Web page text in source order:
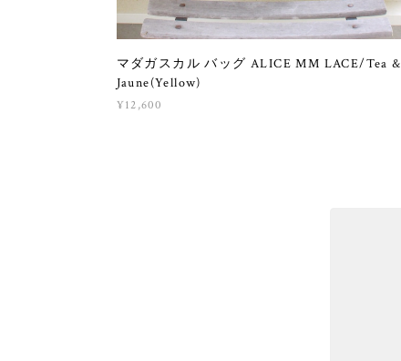
マダガスカル バッグ ALICE MM LACE/Tea &
Jaune(Yellow)
¥12,600